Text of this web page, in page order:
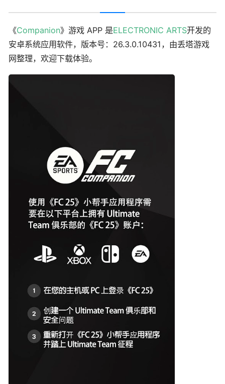
《Companion》游戏 APP 是ELECTRONIC ARTS开发的
安卓系统应用软件，版本号：26.3.0.10431，由丢塔游戏
网整理，欢迎下载体验。